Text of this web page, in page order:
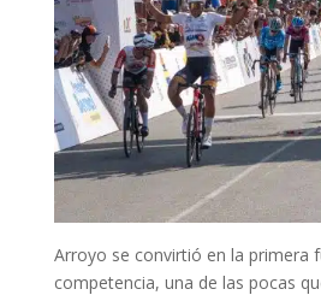
Arroyo se convirtió en la primera
competencia, una de las pocas